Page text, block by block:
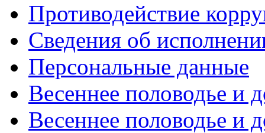
Противодействие
Сведения об
Персональные данные
Весеннее половодье и
Весеннее половодье и